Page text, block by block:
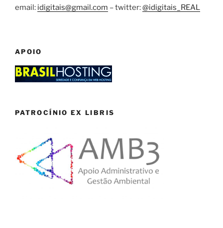
email: idigitais@gmail.com – twitter:@idigitais_REAL
APOIO
PATROCÍNIO EX LIBRIS